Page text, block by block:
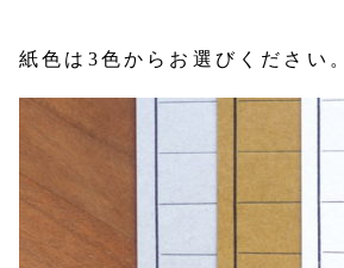
紙色は3色からお選びください。